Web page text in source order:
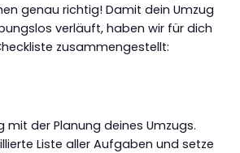
genau richtig! Damit dein Umzug
verläuft, haben wir für dich
zusammengestellt:
mit der Planung deines Umzugs.
Liste aller Aufgaben und setze